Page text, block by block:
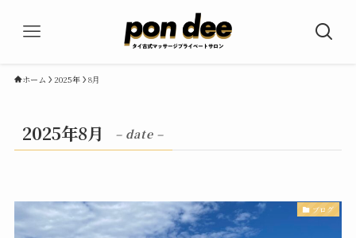
ホーム 2025年 8月
2025年8月 – date –
ブログ